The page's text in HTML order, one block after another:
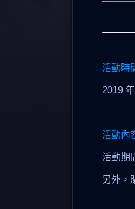
活動時
2019
活動內
活動期
另外，